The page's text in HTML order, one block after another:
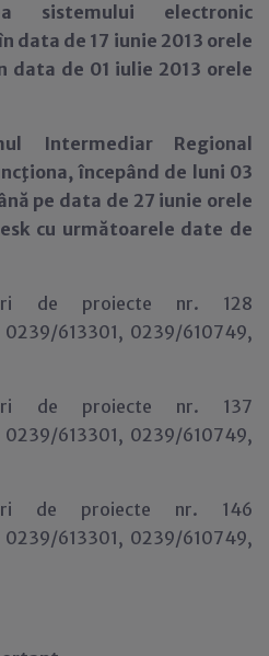
sistemului electronic
data de 17 iunie 2013 orele
data de 01 iulie 2013 orele
Intermediar Regional
începând de luni 03
pe data de 27 iunie orele
cu următoarele date de
de proiecte nr. 128
0239/613301, 0239/610749,
de proiecte nr. 137
0239/613301, 0239/610749,
de proiecte nr. 146
0239/613301, 0239/610749,